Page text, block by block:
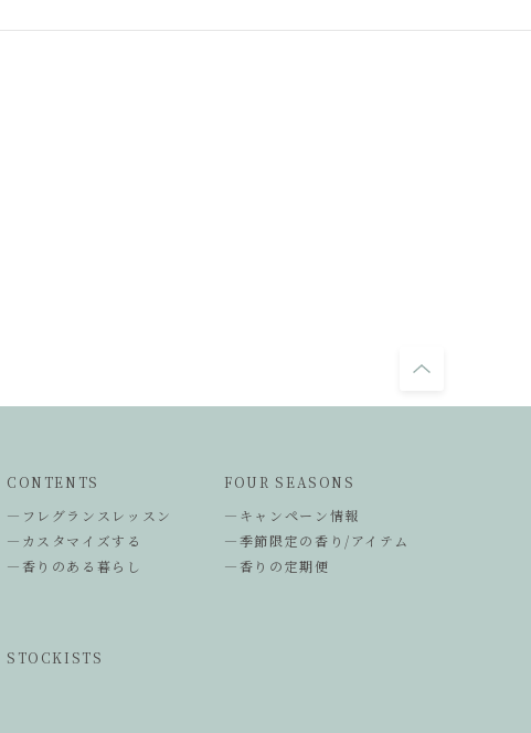
CONTENTS
―フレグランスレッスン
―カスタマイズする
―香りのある暮らし
FOUR SEASONS
―キャンペーン情報
―季節限定の香り/アイテム
―香りの定期便
STOCKISTS